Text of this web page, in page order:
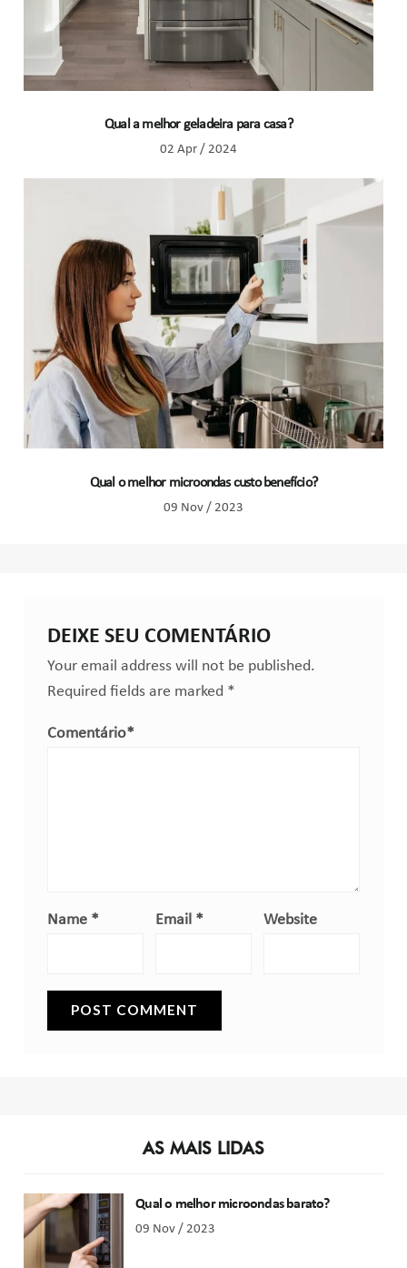
Qual a melhor geladeira para casa?
02 Apr / 2024
Qual o melhor microondas custo benefício?
09 Nov / 2023
DEIXE SEU COMENTÁRIO
Your email address will not be published.
Required fields are marked *
Comentário*
Name * Email * Website
AS MAIS LIDAS
Qual o melhor microondas barato?
09 Nov / 2023